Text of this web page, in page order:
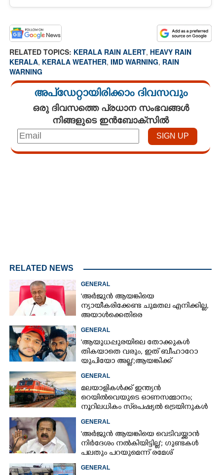
RELATED TOPICS: KERALA RAIN ALERT, HEAVY RAIN
KERALA, KERALA WEATHER, IMD WARNING, RAIN
WARNING
അപ്ഡേറ്റായിരിക്കാം ദിവസവും
ഒരു ദിവസത്തെ പ്രധാന സംഭവങ്ങൾ
നിങ്ങളുടെ ഇൻബോക്സിൽ
RELATED NEWS
GENERAL
'അർജുൻ ആയങ്കിയെ
ന്യായീകരിക്കേണ്ട ചുമതല എനിക്കില്ല,
അയാൾക്കെതിരെ
GENERAL
'ആയുധപ്പുരയിലെ തോക്കുകൾ
തികയാതെ വരും, ഇത് ബീഹാറോ
യുപിയോ അല്ല';ആയങ്കിക്ക്
GENERAL
മലയാളികൾക്ക് ഇന്ത്യൻ
റെയിൽവെയുടെ ഓണസമ്മാനം;
നൂറിലധികം സ്‌പെഷ്യൽ ട്രെയിനുകൾ
GENERAL
'അർജുൻ ആയങ്കിയെ വെടിവയ്ക്കാൻ
നിർദേശം നൽകിയിട്ടില്ല'; ഗുണ്ടകൾ
പലതും പറയുമെന്ന് രമേശ്
GENERAL